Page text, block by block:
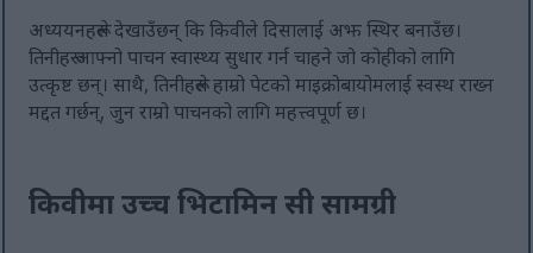
अध्ययनहरूले देखाउँछन् कि किवीले दिसालाई अझ स्थिर बनाउँछ।
तिनीहरू आफ्नो पाचन स्वास्थ्य सुधार गर्न चाहने जो कोहीको लागि
उत्कृष्ट छन्। साथै, तिनीहरूले हाम्रो पेटको माइक्रोबायोमलाई स्वस्थ राख्न
मद्दत गर्छन्, जुन राम्रो पाचनको लागि महत्त्वपूर्ण छ।
किवीमा उच्च भिटामिन सी सामग्री